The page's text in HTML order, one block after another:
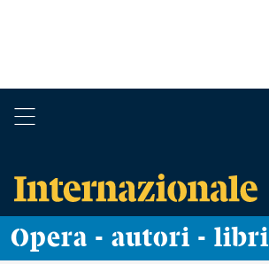
Opera - autori - libri